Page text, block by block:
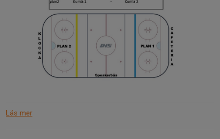
Läs mer